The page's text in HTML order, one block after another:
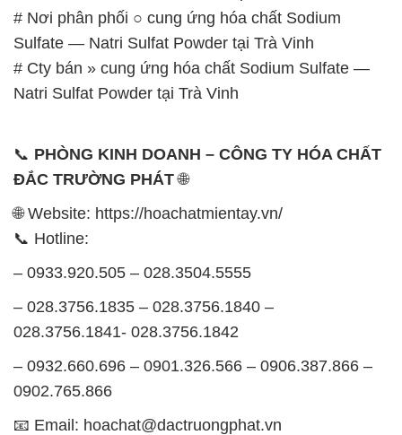
# Nơi phân phối ○ cung ứng hóa chất Sodium
Sulfate — Natri Sulfat Powder tại Trà Vinh
# Cty bán » cung ứng hóa chất Sodium Sulfate —
Natri Sulfat Powder tại Trà Vinh
📞 PHÒNG KINH DOANH – CÔNG TY HÓA CHẤT
ĐẮC TRƯỜNG PHÁT🌐
🌐 Website: https://hoachatmientay.vn/
📞 Hotline:
– 0933.920.505 – 028.3504.5555
– 028.3756.1835 – 028.3756.1840 –
028.3756.1841- 028.3756.1842
– 0932.660.696 – 0901.326.566 – 0906.387.866 –
0902.765.866
📧 Email: hoachat@dactruongphat.vn